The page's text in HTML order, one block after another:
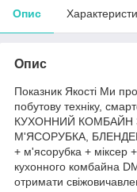
Опис
Опис
Показник Якості Ми
побутову техніку,
КУХОННИЙ КОМБАЙН
М'ЯСОРУБКА, БЛЕНДЕР
+ м'ясорубка + міксер
кухонного комбайна
отримати